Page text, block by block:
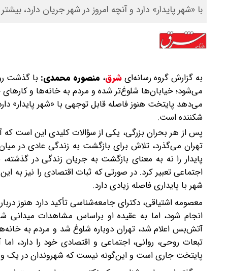
با «شهر پایدار» دارد و آنچه امروز در شهر جریان دارد،
به گزارش گروه رسانه‌ایشرق، منصوره محمدی: با گذشت
می‌شود؛ خیابان‌ها شلوغ‌تر شده و مردم به خانه‌ها و
می‌دهد پایتخت هنوز فاصله قابل توجهی با «شهر پایدار»
شکننده است.
پس از هر بحران بزرگی، یکی از سؤالات کلیدی این است که
تهران می‌گذرد، تلاش برای بازگشت به زندگی عادی در
اجتماعی تعبیر کرد. در صورتی که ثبات اقتصادی را نیز
شهر با پایداری فاصله زیادی دارد.
معصومه اشتیاقی، دکترای جامعه‌شناسی تأکید دارد هنوز
انجام شود، اما به عقیده او براساس مشاهدات میدانی
آتش‌بس اعلام شد، تهران دوباره شلوغ شد و مردم به
تبعات روحی، روانی، اجتماعی و اقتصادی خود را
پایتخت جاری است و این‌گونه نیست که شهروندان در یک